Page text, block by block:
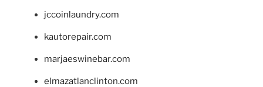
jccoinlaundry.com
kautorepair.com
marjaeswinebar.com
elmazatlanclinton.com